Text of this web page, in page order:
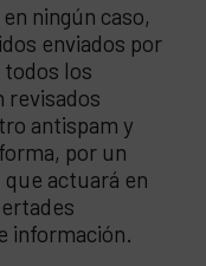
ningún caso,
enviados por
los
revisados
antispam y
por un
actuará en
información.